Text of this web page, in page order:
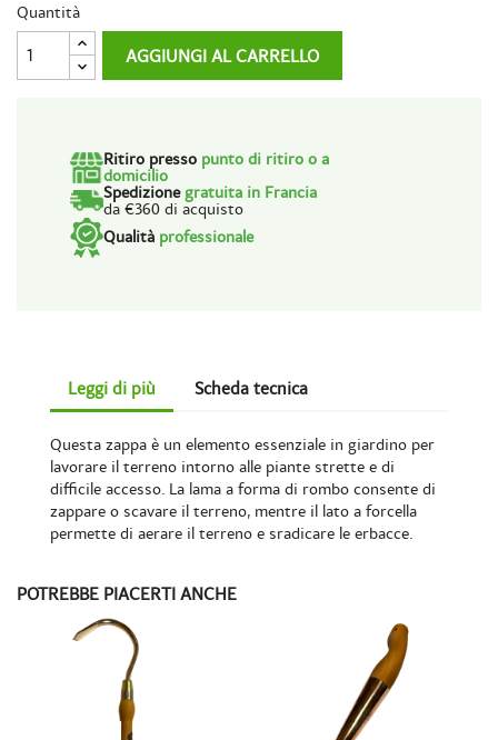
Quantità
AGGIUNGI AL CARRELLO
Ritiro presso punto di ritiro o a
domicilio
Spedizione gratuita in Francia
da €360 di acquisto
Qualità professionale
Leggi di più Scheda tecnica
Questa zappa è un elemento essenziale in giardino per
lavorare il terreno intorno alle piante strette e di
difficile accesso. La lama a forma di rombo consente di
zappare o scavare il terreno, mentre il lato a forcella
permette di aerare il terreno e sradicare le erbacce.
POTREBBE PIACERTI ANCHE